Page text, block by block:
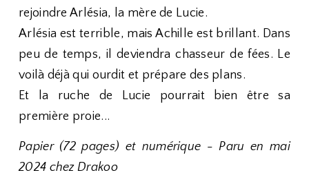
rejoindre Arlésia, la mère de Lucie.
Arlésia est terrible, mais Achille est brillant. Dans
peu de temps, il deviendra chasseur de fées. Le
voilà déjà qui ourdit et prépare des plans.
Et la ruche de Lucie pourrait bien être sa
première proie...
Papier (72 pages) et numérique - Paru en mai
2024 chez Drakoo